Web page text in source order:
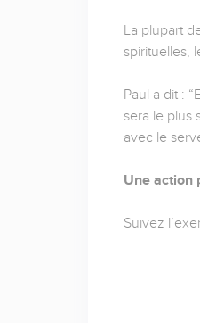
La plupart
spirituelles,
Paul a dit :
sera le plus
avec le
Une action
Suivez